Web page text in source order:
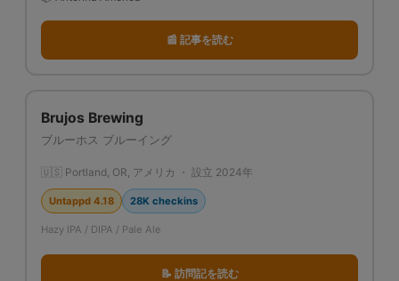
📰 記事を読む
Brujos Brewing
ブルーホス ブルーイング
🇺🇸 Portland, OR, アメリカ ・ 設立 2024年
Untappd 4.18 28K checkins
Hazy IPA / DIPA / Pale Ale
📝 訪問記を読む